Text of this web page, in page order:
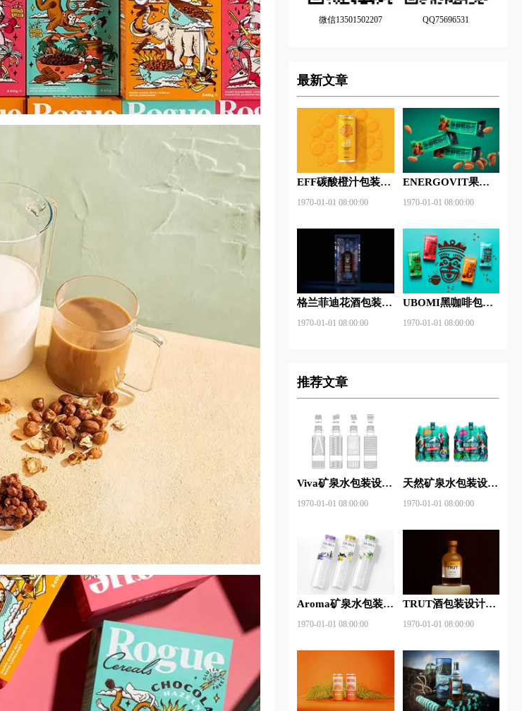
微信13501502207 QQ75696531
最新文章
EFF碳酸橙汁包装设
1970-01-01 08:00:00
ENERGOVIT果冻
1970-01-01 08:00:00
格兰菲迪花酒包装设
1970-01-01 08:00:00
UBOMI黑咖啡包装
1970-01-01 08:00:00
推荐文章
Viva矿泉水包装设计
1970-01-01 08:00:00
天然矿泉水包装设计
1970-01-01 08:00:00
Aroma矿泉水包装设
1970-01-01 08:00:00
TRUT酒包装设计图
1970-01-01 08:00:00